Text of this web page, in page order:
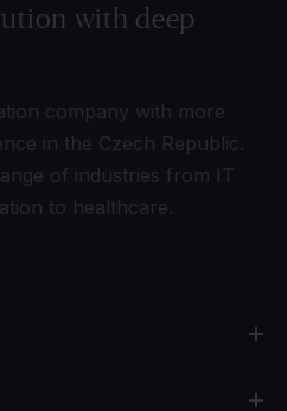
with deep
company with more
in the Czech Republic.
of industries from IT
to healthcare.